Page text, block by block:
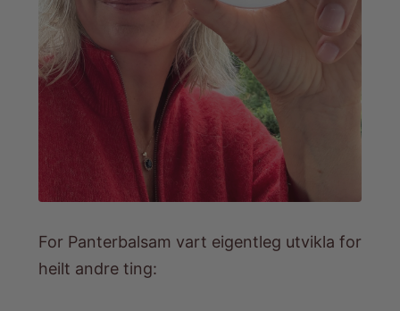
For Panterbalsam vart eigentleg utvikla for
heilt andre ting: